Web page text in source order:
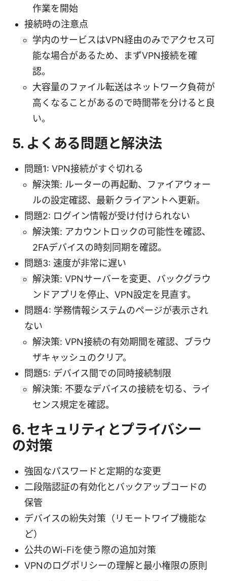
作業を開始
接続時の注意点
学内のサービスはVPN経由のみでアクセス可
能な場合があるため、まずVPN接続を確
認。
大容量のファイル転送はネットワーク負荷が
高くなることがあるので時間帯を分けると良
い。
5. よくある問題と解決法
問題1: VPN接続がすぐ切れる
解決策: ルーターの再起動、ファイアウォー
ルの設定確認、最新クライアントへ更新。
問題2: ログイン情報が受け付けられない
解決策: アカウントロックの可能性を確認、
2FAデバイスの時刻同期を確認。
問題3: 速度が非常に遅い
解決策: VPNサーバーを変更、バックグラウ
ンドアプリを停止、VPN設定を見直す。
問題4: 学務情報システムのページが表示され
ない
解決策: VPN接続の有効期間を確認、ブラウ
ザキャッシュのクリア。
問題5: デバイス間での同時接続制限
解決策: 不要なデバイスの接続を切る、ライ
センス規定を確認。
6. セキュリティとプライバシー
の対策
強固なパスワードと定期的な変更
二段階認証の有効化とバックアップコードの
保管
デバイスの紛失対策（リモートワイプ機能な
ど）
公共のWi-Fiを使う際の追加対策
VPNのログポリシーの理解と最小権限の原則